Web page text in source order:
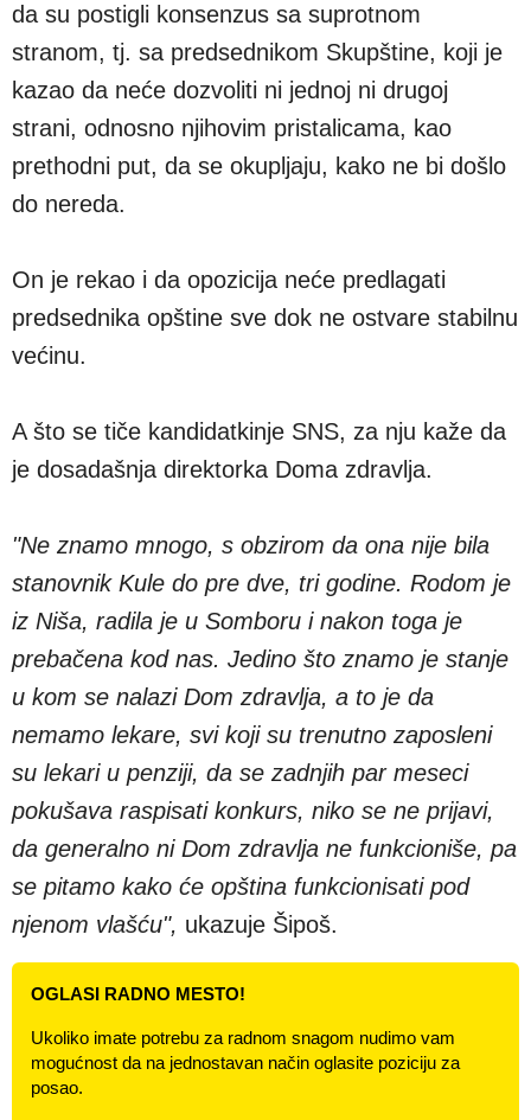
da su postigli konsenzus sa suprotnom
stranom, tj. sa predsednikom Skupštine, koji je
kazao da neće dozvoliti ni jednoj ni drugoj
strani, odnosno njihovim pristalicama, kao
prethodni put, da se okupljaju, kako ne bi došlo
do nereda.
On je rekao i da opozicija neće predlagati
predsednika opštine sve dok ne ostvare stabilnu
većinu.
A što se tiče kandidatkinje SNS, za nju kaže da
je dosadašnja direktorka Doma zdravlja.
"Ne znamo mnogo, s obzirom da ona nije bila
stanovnik Kule do pre dve, tri godine. Rodom je
iz Niša, radila je u Somboru i nakon toga je
prebačena kod nas. Jedino što znamo je stanje
u kom se nalazi Dom zdravlja, a to je da
nemamo lekare, svi koji su trenutno zaposleni
su lekari u penziji, da se zadnjih par meseci
pokušava raspisati konkurs, niko se ne prijavi,
da generalno ni Dom zdravlja ne funkcioniše, pa
se pitamo kako će opština funkcionisati pod
njenom vlašću", ukazuje Šipoš.
OGLASI RADNO MESTO!
Ukoliko imate potrebu za radnom snagom nudimo vam
mogućnost da na jednostavan način oglasite poziciju za
posao.